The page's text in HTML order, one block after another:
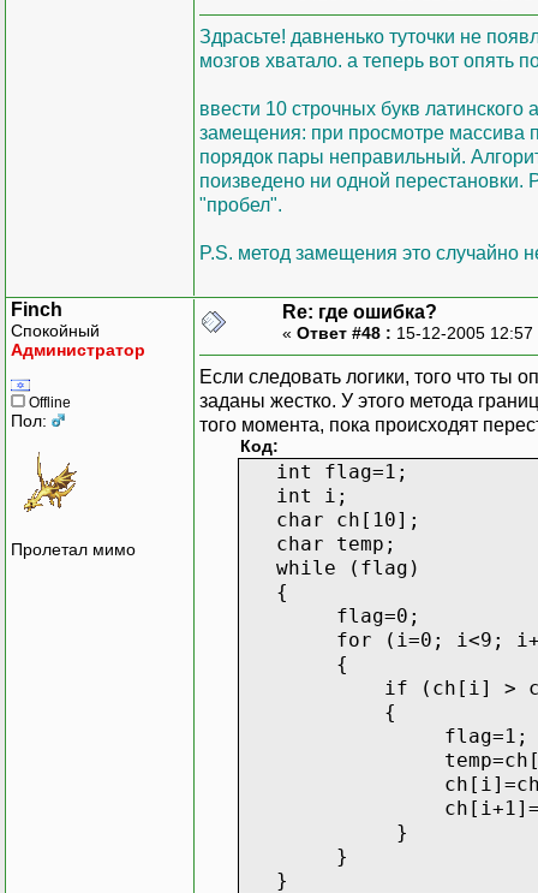
Здрасьте! давненько туточки не
мозгов хватало. а теперь вот опять
ввести 10 строчных букв
замещения: при просмотре массива
порядок пары неправильный.
поизведено ни одной перестановки.
"пробел".
P.S. метод замещения это случайно
Finch
Спокойный
Администратор
Offline
Пол:
Пролетал мимо
Re: где ошибка?
« Ответ #48 : 15-12-2005
Если следовать логики, того что ты
заданы жестко. У этого метода
того момента, пока происходят
Код:
int flag=1;
int i;
char ch[10];
char temp;
while (flag)
{
flag=0;
for (i=0; i<9;
{
if (ch[i] >
{
flag=1;
}
}
}